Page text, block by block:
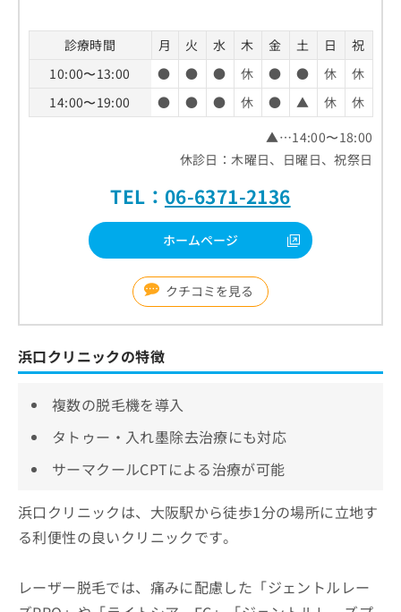
診療時間 月 火 水 木 金 土 日
祝
10:00〜13:00
● ● ● 休 ● ● 休
休
14:00〜19:00
● ● ● 休 ● ▲ 休
休
▲…14:00〜18:00
休診日：木曜日、日曜日、祝祭日
TEL： 06-6371-2136
ホームページ
クチコミを見る
浜口クリニックの特徴
複数の脱毛機を導入
タトゥー・入れ墨除去治療にも対応
サーマクールCPTによる治療が可能
浜口クリニックは、大阪駅から徒歩1分の場所に立地す
る利便性の良いクリニックです。
レーザー脱毛では、痛みに配慮した「ジェントルレー